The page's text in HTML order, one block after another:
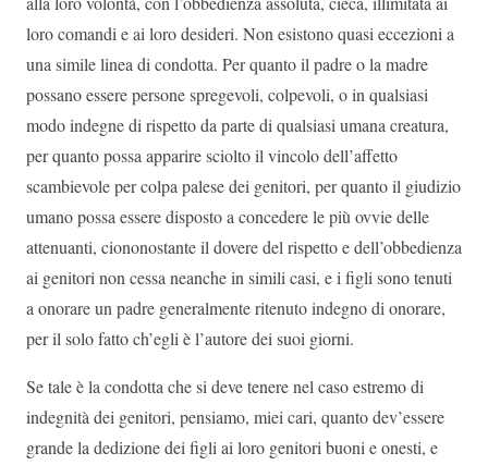
loro comandi e ai loro desideri. Non esistono quasi eccezioni a
una simile linea di condotta. Per quanto il padre o la madre
possano essere persone spregevoli, colpevoli, o in qualsiasi
modo indegne di rispetto da parte di qualsiasi umana creatura,
per quanto possa apparire sciolto il vincolo dell’affetto
scambievole per colpa palese dei genitori, per quanto il giudizio
umano possa essere disposto a concedere le più ovvie delle
attenuanti, ciononostante il dovere del rispetto e dell’obbedienza
ai genitori non cessa neanche in simili casi, e i figli sono tenuti
a onorare un padre generalmente ritenuto indegno di onorare,
per il solo fatto ch’egli è l’autore dei suoi giorni.
Se tale è la condotta che si deve tenere nel caso estremo di
indegnità dei genitori, pensiamo, miei cari, quanto dev’essere
grande la dedizione dei figli ai loro genitori buoni e onesti, e